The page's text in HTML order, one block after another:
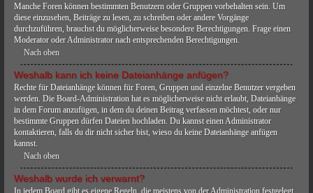
Manche Foren können bestimmten Benutzern oder Gruppen vorbehalten sein. Um
diese einzusehen, Beiträge zu lesen, zu schreiben oder andere Vorgänge
durchzuführen, brauchst du möglicherweise besondere Berechtigungen. Frage einen
Moderator oder Administrator nach entsprechenden Berechtigungen.
Nach oben
Weshalb kann ich keine Dateianhänge anfügen?
Rechte für Dateianhänge können für Foren, Gruppen und einzelne Benutzer vergeben
werden. Die Board-Administration hat es möglicherweise nicht erlaubt, Dateianhänge
in dem Forum anzufügen, in dem du deinen Beitrag verfassen möchtest, oder nur
bestimmte Gruppen dürfen Dateien hochladen. Du kannst einen Administrator
kontaktieren, falls du dir nicht sicher bist, wieso du keine Dateianhänge anfügen
kannst.
Nach oben
Weshalb wurde ich verwarnt?
In jedem Board gibt es eigene Regeln, die meistens von der Administration festgelegt